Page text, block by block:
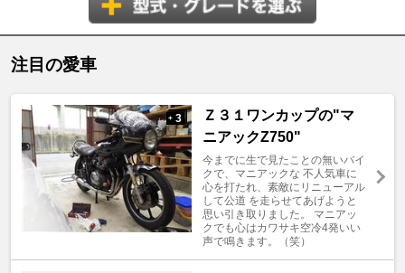
注目の愛車
+ 3
Ｚ３１ワンカップの"マ
ニアックZ750"
今までに生で見たことの無いバイ
クで、マニアックな 不人気車に
心を打たれ、素敵にリニューアル
して公道 を走らせてあげようと
思い引き取りました。 マニアッ
クでも心はカワサキ空冷4発いい
声で鳴きます。（笑）